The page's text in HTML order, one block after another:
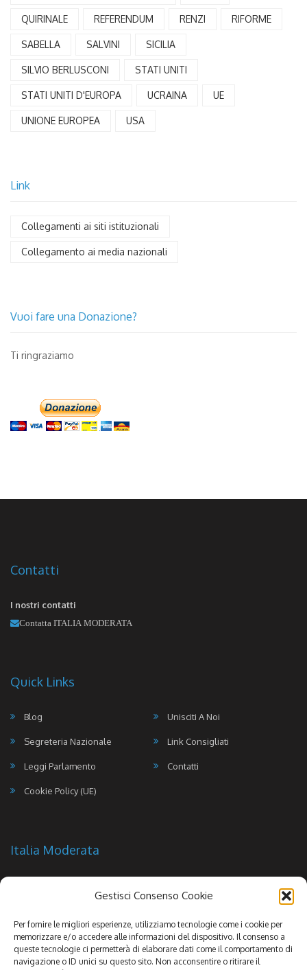
Gestisci Consenso Cookie
Per fornire le migliori esperienze, utilizziamo tecnologie come i cookie per
memorizzare e/o accedere alle informazioni del dispositivo. Il consenso a
queste tecnologie ci permetterà di elaborare dati come il comportamento di
navigazione o ID unici su questo sito. Non acconsentire o ritirare il
QUIRINALE REFERENDUM RENZI RIFORME
SABELLA SALVINI SICILIA
SILVIO BERLUSCONI STATI UNITI
STATI UNITI D'EUROPA UCRAINA UE
UNIONE EUROPEA USA
Link
Collegamenti ai siti istituzionali
Collegamento ai media nazionali
Vuoi fare una Donazione?
Ti ringraziamo
Contatti
I nostri contatti
Contatta ITALIA MODERATA
Quick Links
Blog Unisciti A Noi
Segreteria Nazionale Link Consigliati
Leggi Parlamento Contatti
Cookie Policy (UE)
Italia Moderata